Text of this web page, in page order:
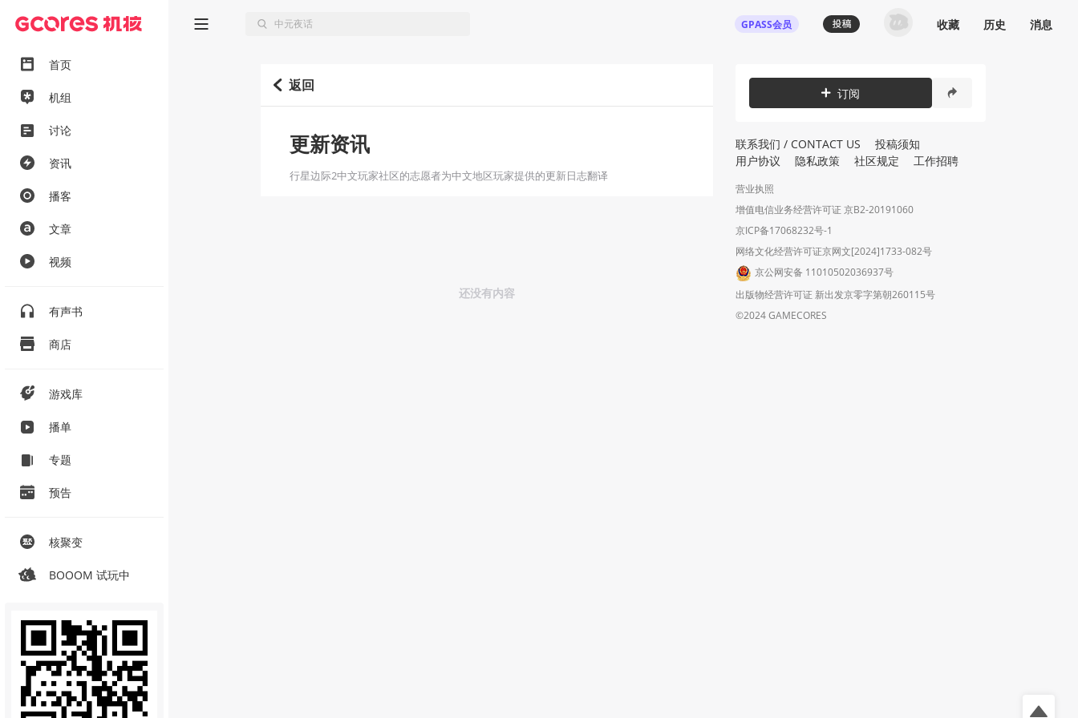
首页
机组
讨论
资讯
播客
文章
视频
有声书
商店
游戏库
播单
专题
预告
核聚变
BOOOM 试玩中
GPASS会员
登录机核你可以：
下载收藏播客节目 多端历史播放同步
发布内容动态/评论 关注喜欢的创作者
收藏 历史 消息
返回
更新资讯
行星边际2中文玩家社区的志愿者为中文地区玩家提供的更新日志翻译
还没有内容
订阅
联系我们 / CONTACT US
投稿须知
用户协议
隐私政策 社区规定 工作招聘
营业执照
增值电信业务经营许可证 京B2-20191060
京ICP备17068232号-1
网络文化经营许可证京网文[2024]1733-082号
京公网安备 11010502036937号
出版物经营许可证 新出发京零字第朝260115号
©2024 GAMECORES